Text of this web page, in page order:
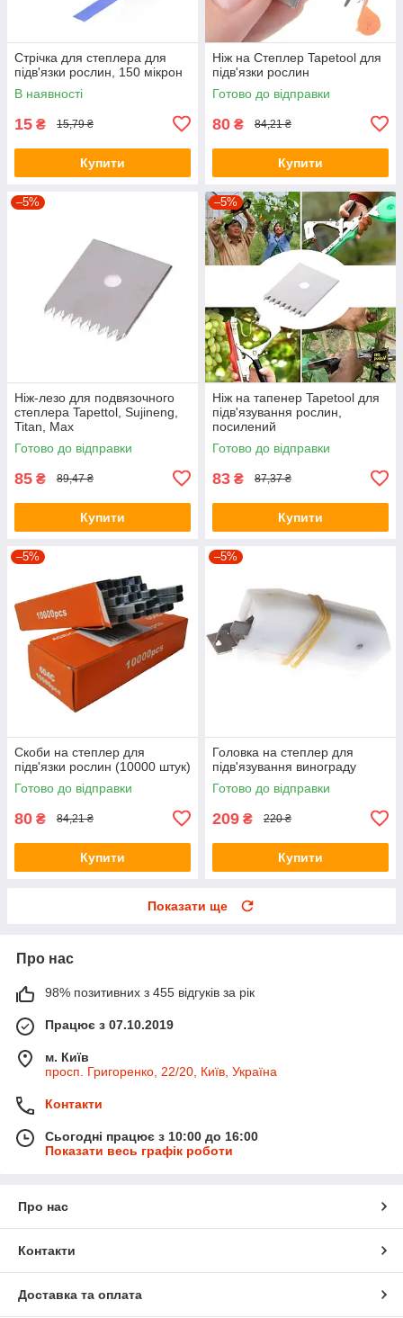
Стрічка для степлера для
підв'язки рослин, 150 мікрон
В наявності
15 ₴ 15,79 ₴
Купити
Ніж на Степлер Tapetool для
підв'язки рослин
Готово до відправки
80 ₴ 84,21 ₴
Купити
–5%
Ніж-лезо для подвязочного
степлера Tapettol, Sujineng,
Titan, Max
Готово до відправки
85 ₴ 89,47 ₴
Купити
–5%
Ніж на тапенер Tapetool для
підв'язування рослин,
посилений
Готово до відправки
83 ₴ 87,37 ₴
Купити
–5%
Скоби на степлер для
підв'язки рослин (10000 штук)
Готово до відправки
80 ₴ 84,21 ₴
Купити
–5%
Головка на степлер для
підв'язування винограду
Готово до відправки
209 ₴ 220 ₴
Купити
Показати ще
Про нас
98% позитивних з 455 відгуків за рік
Працює з 07.10.2019
м. Київ
просп. Григоренко, 22/20, Київ, Україна
Контакти
Сьогодні працює з 10:00 до 16:00
Показати весь графік роботи
Про нас
Контакти
Доставка та оплата